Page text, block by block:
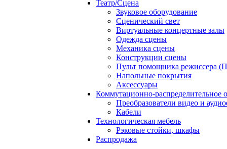
Театр/Сцена
Звуковое оборудование
Сценический свет
Виртуальные концертные залы
Одежда сцены
Механика сцены
Конструкции сцены
Пульт помощника режиссера
Напольные покрытия
Аксессуары
Коммутационно-распределительное
Преобразователи видео и
Кабели
Технологическая мебель
Рэковые стойки, шкафы
Распродажа